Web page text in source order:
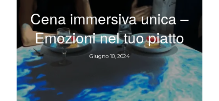
Cena immersiva unica –
Emozioni nel tuo piatto
Giugno 10, 2024